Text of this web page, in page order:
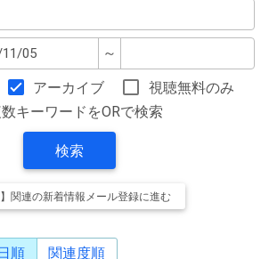
～
アーカイブ
視聴無料のみ
キーワードをORで検索
検索
】関連の新着情報メール登録に進む
順 関連度順